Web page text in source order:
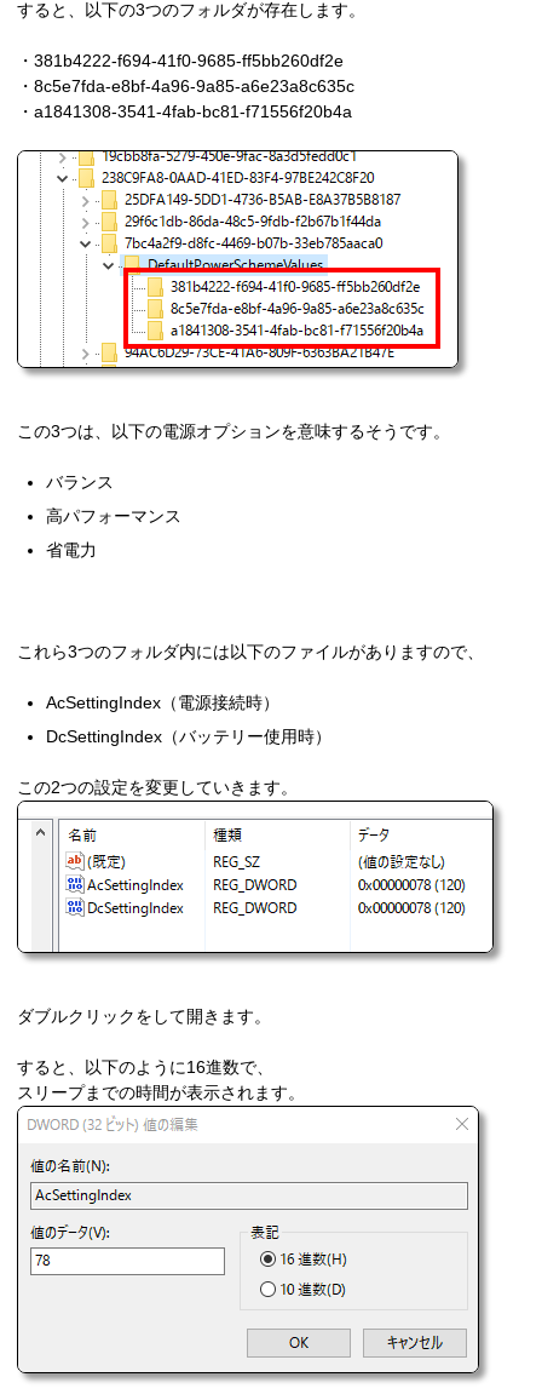
すると、以下の3つのフォルダが存在します。
・381b4222-f694-41f0-9685-ff5bb260df2e
・8c5e7fda-e8bf-4a96-9a85-a6e23a8c635c
・a1841308-3541-4fab-bc81-f71556f20b4a
この3つは、以下の電源オプションを意味するそうです。
バランス
高パフォーマンス
省電力
これら3つのフォルダ内には以下のファイルがありますので、
AcSettingIndex（電源接続時）
DcSettingIndex（バッテリー使用時）
この2つの設定を変更していきます。
ダブルクリックをして開きます。
すると、以下のように16進数で、
スリープまでの時間が表示されます。